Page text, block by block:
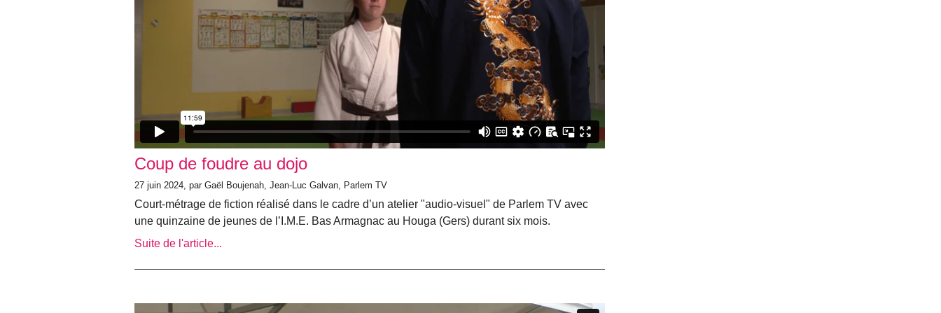
Coup de foudre au dojo
27 juin 2024, par Gaël Boujenah, Jean-Luc Galvan, Parlem TV
Court-métrage de fiction réalisé dans le cadre d’un atelier "audio-visuel" de Parlem TV avec
une quinzaine de jeunes de l’I.M.E. Bas Armagnac au Houga (Gers) durant six mois.
Suite de l'article...